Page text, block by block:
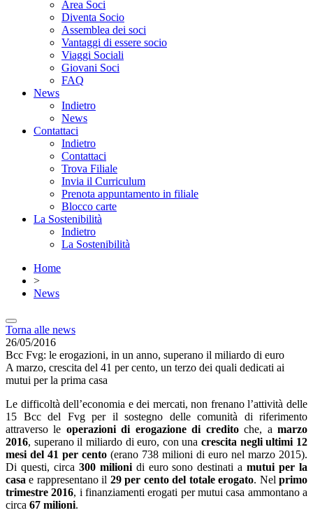
Area Soci
Diventa Socio
Assemblea dei soci
Vantaggi di essere socio
Viaggi Sociali
Giovani Soci
FAQ
News
Indietro
News
Contattaci
Indietro
Contattaci
Trova Filiale
Invia il Curriculum
Prenota appuntamento in filiale
Blocco carte
La Sostenibilità
Indietro
La Sostenibilità
Home
>
News
Torna alle news
26/05/2016
Bcc Fvg: le erogazioni, in un anno, superano il miliardo di euro
A marzo, crescita del 41 per cento, un terzo dei quali dedicati ai
mutui per la prima casa
Le difficoltà dell’economia e dei mercati, non frenano l’attività delle
15 Bcc del Fvg per il sostegno delle comunità di riferimento
attraverso le operazioni di erogazione di creditoche, amarzo
2016, superano il miliardo di euro, con unacrescita negli ultimi 12
mesi del 41 per cento (erano 738 milioni di euro nel marzo 2015).
Di questi, circa 300 milionidi euro sono destinati amutui per la
casa e rappresentano il 29 per cento del totale erogato. Nelprimo
trimestre 2016, i finanziamenti erogati per mutui casa ammontano a
circa 67 milioni.